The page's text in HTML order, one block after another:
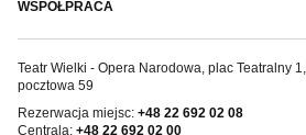
WSPÓŁPRACA
Teatr Wielki - Opera Narodowa, plac Teatralny
pocztowa 59
Rezerwacja miejsc: +48 22 692 02 08
Centrala: +48 22 692 02 00